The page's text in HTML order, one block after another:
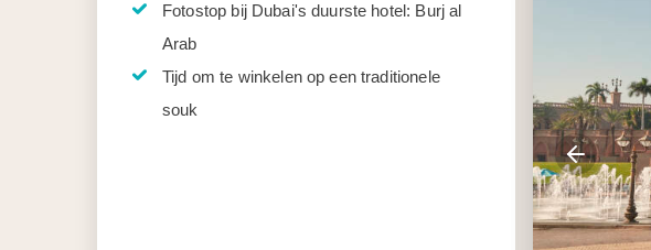
Fotostop bij Dubai's duurste hotel: Burj al
Arab
Tijd om te winkelen op een traditionele
souk